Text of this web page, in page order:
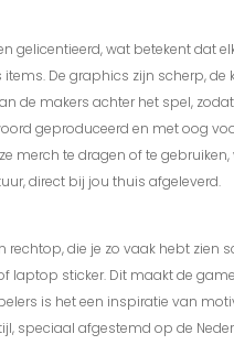
gelicentieerd, wat betekent dat
De graphics zijn scherp, de
de makers achter het spel,
geproduceerd en met oog
merch te dragen of te gebruiken,
direct bij jou thuis afgeleverd.
rechtop, die je zo vaak hebt zien
laptop sticker. Dit maakt de
is het een inspiratie van
speciaal afgestemd op de